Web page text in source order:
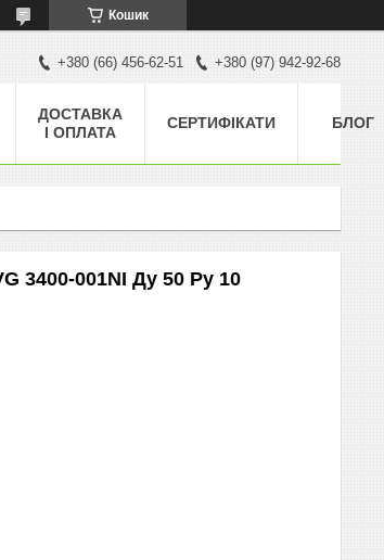
Кошик
+380 (66) 456-62-51 +380 (97) 942-92-68
ДОСТАВКА
І ОПЛАТА
СЕРТИФІКАТИ БЛОГ
3400-001NI Ду 50 Ру 10